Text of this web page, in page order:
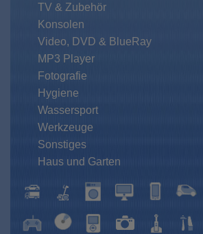
TV & Zubehör
Konsolen
Video, DVD & BlueRay
MP3 Player
Fotografie
Hygiene
Wassersport
Werkzeuge
Sonstiges
Haus und Garten